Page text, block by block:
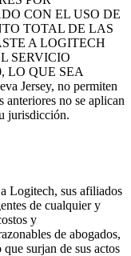
CON EL USO DE
TOTAL DE LAS
A LOGITECH
SERVICIO
LO QUE SEA
Jersey, no permiten
anteriores no se aplican
jurisdicción.
Logitech, sus afiliados
de cualquier y
y
de abogados,
surjan de sus actos